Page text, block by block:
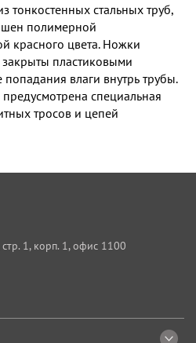
тонкостенных стальных труб,
полимерной
красного цвета. Ножки
пластиковыми
влаги внутрь трубы.
специальная
тросов и цепей
стр. 1, корп. 1, офис 1100